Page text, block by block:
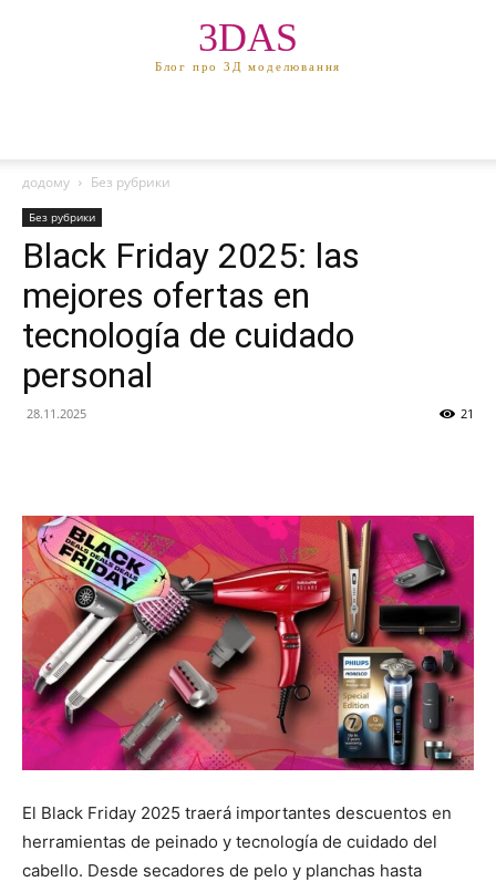
3DAS
Блог про 3Д моделювання
додому Без рубрики
Без рубрики
Black Friday 2025: las
mejores ofertas en
tecnología de cuidado
personal
28.11.2025 21
El Black Friday 2025 traerá importantes descuentos en
herramientas de peinado y tecnología de cuidado del
cabello. Desde secadores de pelo y planchas hasta